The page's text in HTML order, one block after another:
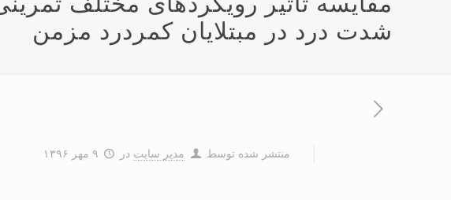
شدت درد در مبتلایان کمردرد مزمن
منتشر شده توسط مدیر سایت در ۹ مهر ۱۳۹۶